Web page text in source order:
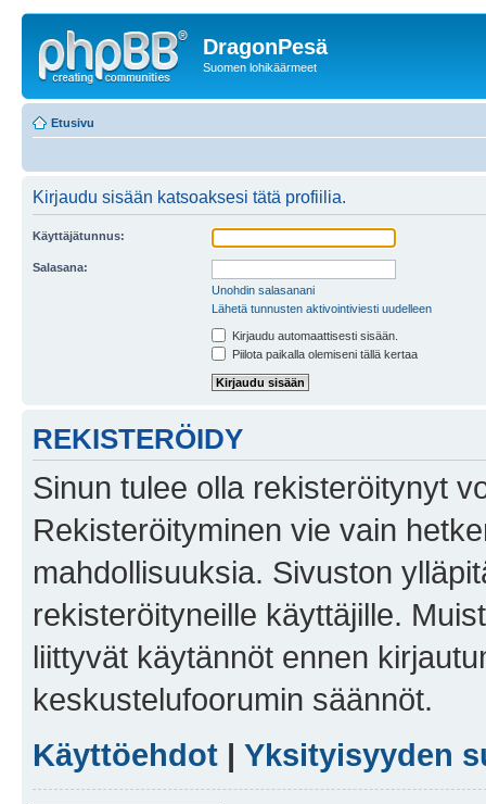
DragonPesä
Suomen lohikäärmeet
Etusivu
Kirjaudu sisään katsoaksesi tätä profiilia.
Käyttäjätunnus:
Salasana:
Unohdin salasanani
Lähetä tunnusten aktivointiviesti uudelleen
Kirjaudu automaattisesti sisään.
Piilota paikalla olemiseni tällä kertaa
REKISTERÖIDY
Sinun tulee olla rekisteröitynyt
Rekisteröityminen vie vain
mahdollisuuksia. Sivuston
rekisteröityneille käyttäjille.
liittyvät käytännöt ennen
keskustelufoorumin säännöt.
Käyttöehdot | Yksityisyyden